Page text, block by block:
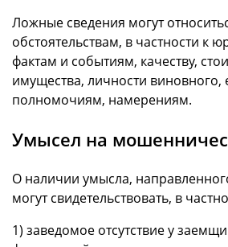
Ложные сведения могут
обстоятельствам, в частности к
фактам и событиям, качеству,
имущества, личности виновного,
полномочиям, намерениям.
Умысел на
О наличии умысла,
могут свидетельствовать, в
1) заведомое отсутствие у